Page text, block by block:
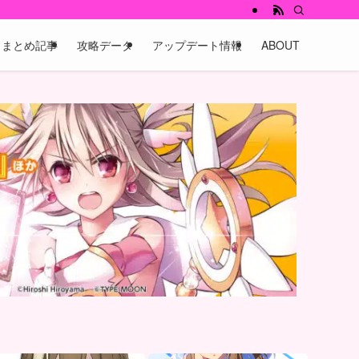
まとめ記事 攻略データ アップデート情報 ABOUT